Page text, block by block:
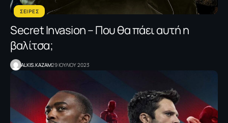
ΣΕΙΡΕΣ
Secret Invasion – Που θα πάει αυτή η
βαλίτσα;
ALKIS.KAZAM29 ΙΟΥΛΙΟΥ 2023